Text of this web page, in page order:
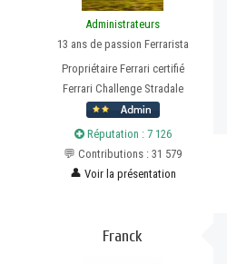
Administrateurs
13 ans de passion Ferrarista
Propriétaire Ferrari certifié
Ferrari Challenge Stradale
Réputation : 7 126
💬 Contributions : 31 579
👤 Voir la présentation
Franck